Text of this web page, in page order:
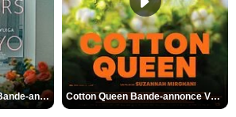
Des Fleurs pour Tokyo Bande-annonce VO STFR Cotton Queen Bande-annonce VO STFR